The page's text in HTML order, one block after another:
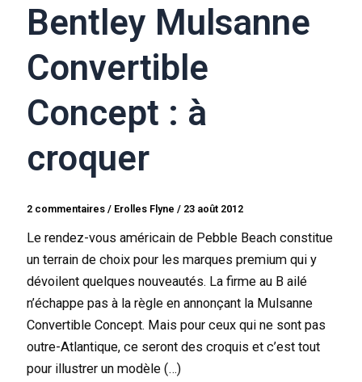
Bentley Mulsanne
Convertible
Concept : à
croquer
2 commentaires / Erolles Flyne/ 23 août 2012
Le rendez-vous américain de Pebble Beach constitue
un terrain de choix pour les marques premium qui y
dévoilent quelques nouveautés. La firme au B ailé
n’échappe pas à la règle en annonçant la Mulsanne
Convertible Concept. Mais pour ceux qui ne sont pas
outre-Atlantique, ce seront des croquis et c’est tout
pour illustrer un modèle (…)